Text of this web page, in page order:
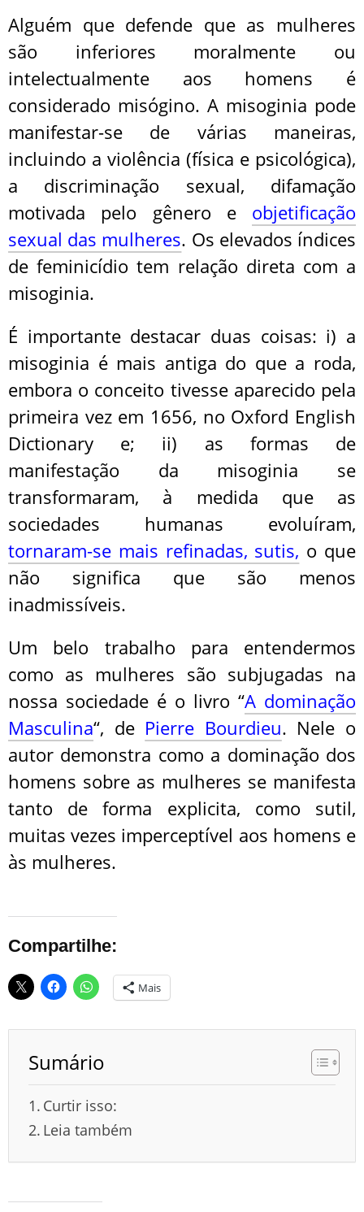
Alguém que defende que as mulheres
são inferiores moralmente ou
intelectualmente aos homens é
considerado misógino. A misoginia pode
manifestar-se de várias maneiras,
incluindo a violência (física e psicológica),
a discriminação sexual, difamação
motivada pelo gênero e objetificação
sexual das mulheres. Os elevados índices
de feminicídio tem relação direta com a
misoginia.
É importante destacar duas coisas: i) a
misoginia é mais antiga do que a roda,
embora o conceito tivesse aparecido pela
primeira vez em 1656, no Oxford English
Dictionary e; ii) as formas de
manifestação da misoginia se
transformaram, à medida que as
sociedades humanas evoluíram,
tornaram-se mais refinadas, sutis, o que
não significa que são menos
inadmissíveis.
Um belo trabalho para entendermos
como as mulheres são subjugadas na
nossa sociedade é o livro “A dominação
Masculina“, de Pierre Bourdieu. Nele o
autor demonstra como a dominação dos
homens sobre as mulheres se manifesta
tanto de forma explicita, como sutil,
muitas vezes imperceptível aos homens e
às mulheres.
Compartilhe:
Mais
Sumário
Curtir isso:
Leia também